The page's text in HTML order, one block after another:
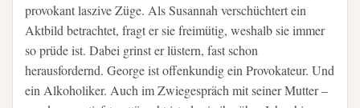
provokant laszive Züge. Als Susannah verschüchtert ein
Aktbild betrachtet, fragt er sie freimütig, weshalb sie immer
so prüde ist. Dabei grinst er lüstern, fast schon
herausfordernd. George ist offenkundig ein Provokateur. Und
ein Alkoholiker. Auch im Zwiegespräch mit seiner Mutter –